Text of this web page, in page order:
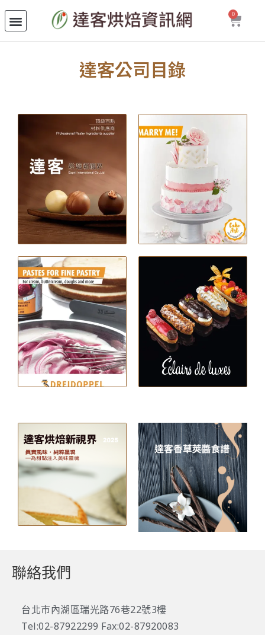
0
達客公司目錄
聯絡我們
台北市內湖區瑞光路76巷22號3樓
Tel:02-87922299 Fax:02-87920083